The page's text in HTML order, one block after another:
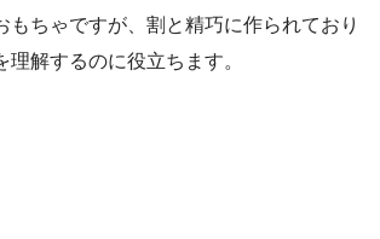
もちゃですが、割と精巧に作られており
理解するのに役立ちます。